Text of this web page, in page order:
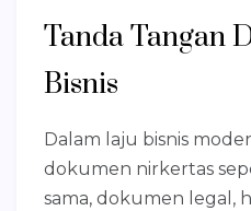
Tanda Tangan
Bisnis
Dalam laju bisnis
dokumen nirkertas
sama, dokumen legal,